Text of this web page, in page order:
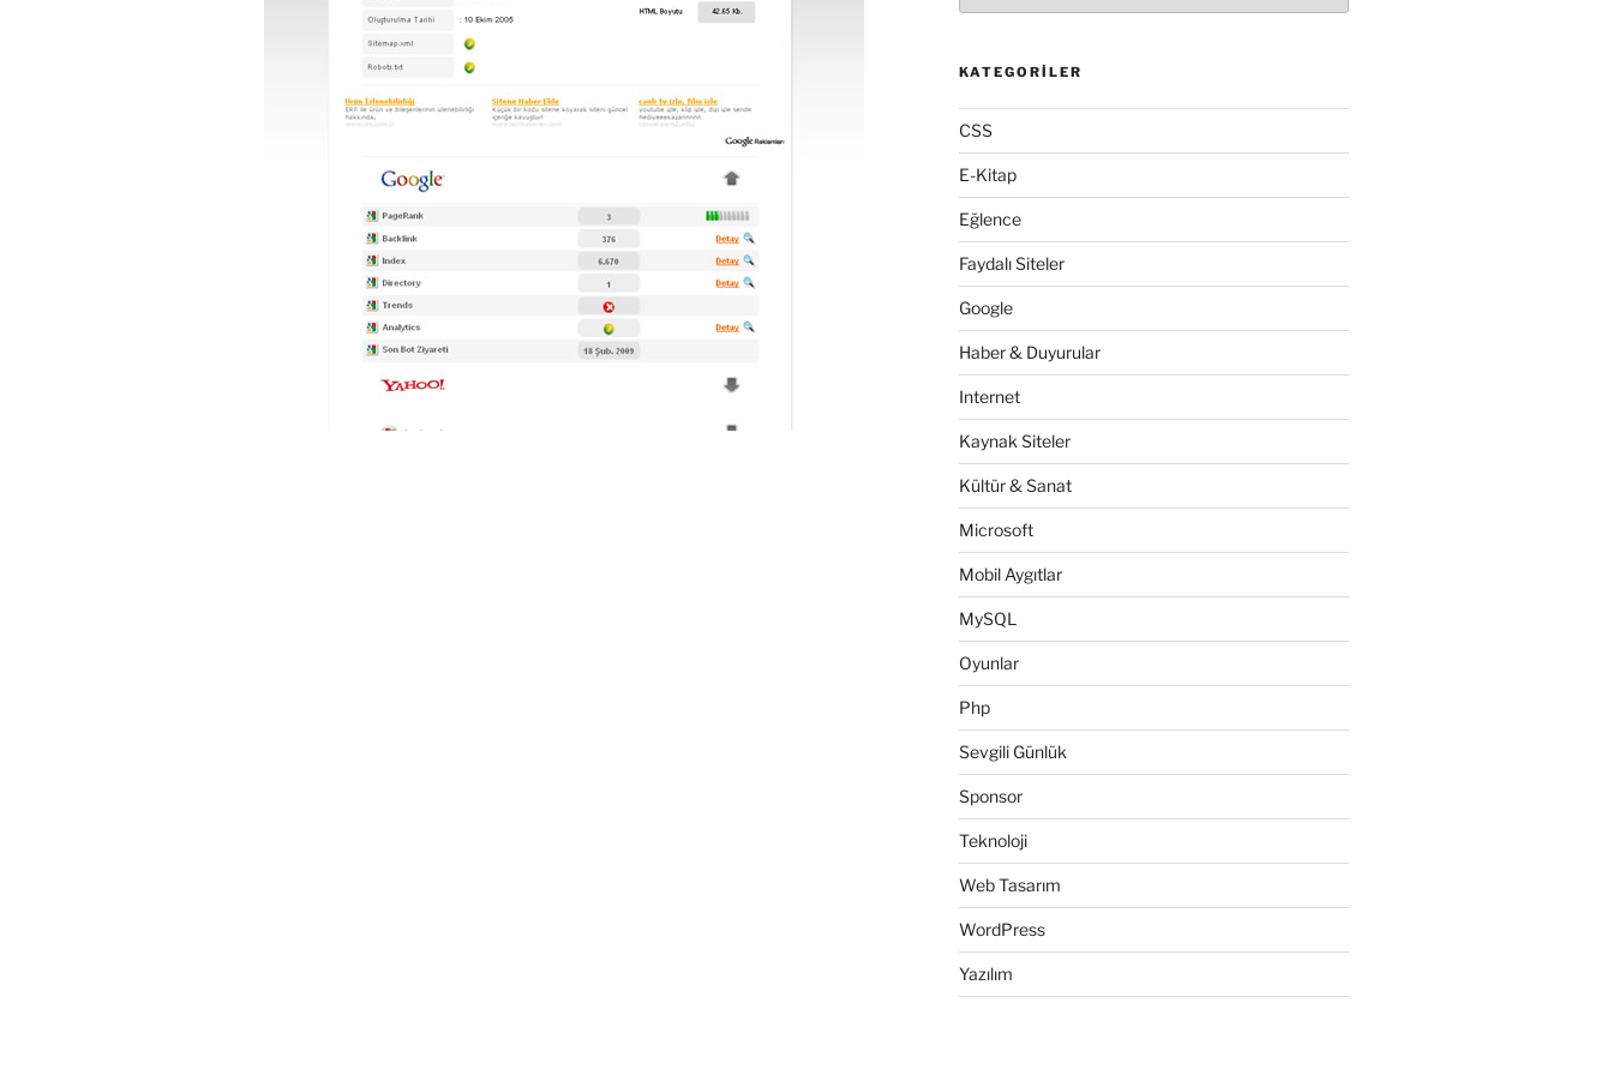
KATEGORILER
CSS
E-Kitap
Eğlence
Faydalı Siteler
Google
Haber & Duyurular
Internet
Kaynak Siteler
Kültür & Sanat
Microsoft
Mobil Aygıtlar
MySQL
Oyunlar
Php
Sevgili Günlük
Sponsor
Teknoloji
Web Tasarım
WordPress
Yazılım